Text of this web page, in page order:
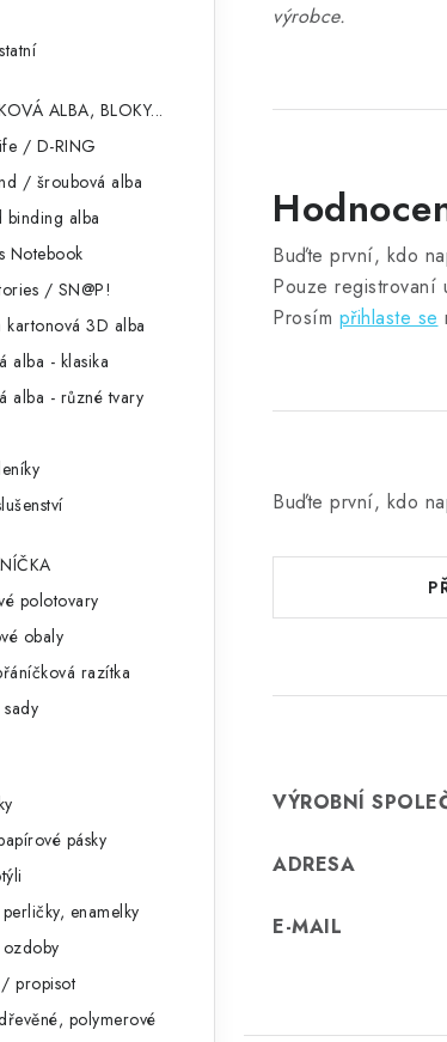
ALBA, BLOKY...
/ D-RING
/ šroubová alba
binding alba
Notebook
/ SN@P!
kartonová 3D alba
alba - klasika
alba - různé tvary
polotovary
obaly
razítka
pásky
enamelky
propisot
polymerové
výrobce.
Buďte první, kdo
Pouze registrovaní
Prosím přihlaste se
Buďte první, kdo
VÝROBNÍ
ADRESA
E-MAIL